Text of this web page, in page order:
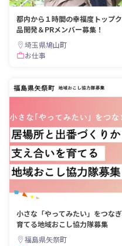
都内から１時間の幸福度トップ
品開発＆PRメンバー募集！
埼玉県鳩山町
お仕事
小さな「やってみたい」をつな
育てる地域おこし協力隊募集
福島県矢祭町